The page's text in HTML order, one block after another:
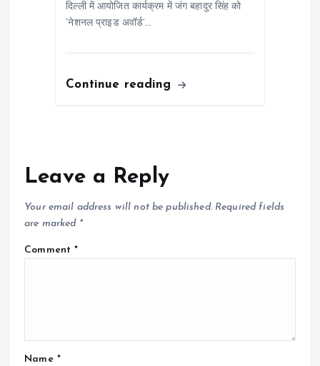
दिल्ली में आयोजित कार्यक्रम में जंग बहादुर सिंह को
‘नेशनल प्राइड अवॉर्ड’…
Continue reading
Leave a Reply
Your email address will not be published. Required fields
are marked *
Comment*
Name *